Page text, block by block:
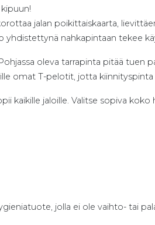
jalan poikittaiskaarta,
yhdistettynä nahkapintaan tekee
oleva tarrapinta pitää tuen
omat T-pelotit, jotta kiinnityspinta
kaikille jaloille. Valitse sopiva
jolla ei ole vaihto- tai